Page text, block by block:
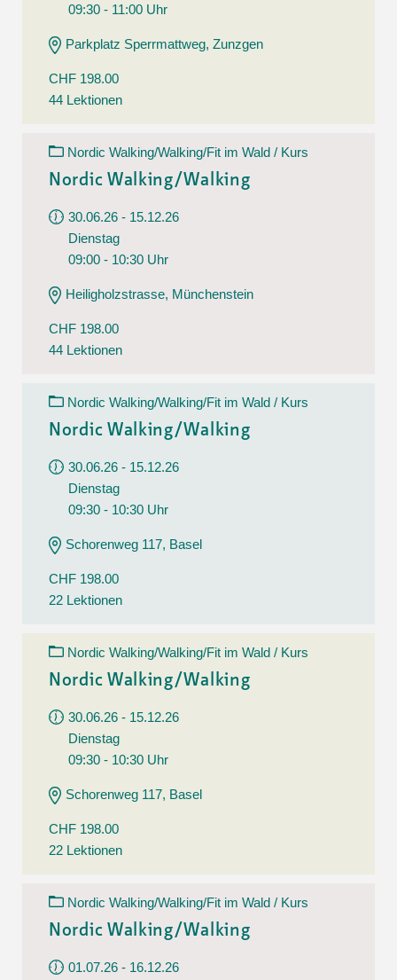
09:30 - 11:00 Uhr
Parkplatz Sperrmattweg, Zunzgen
CHF 198.00
44 Lektionen
Nordic Walking/Walking/Fit im Wald / Kurs
Nordic Walking/Walking
30.06.26 - 15.12.26
Dienstag
09:00 - 10:30 Uhr
Heiligholzstrasse, Münchenstein
CHF 198.00
44 Lektionen
Nordic Walking/Walking/Fit im Wald / Kurs
Nordic Walking/Walking
30.06.26 - 15.12.26
Dienstag
09:30 - 10:30 Uhr
Schorenweg 117, Basel
CHF 198.00
22 Lektionen
Nordic Walking/Walking/Fit im Wald / Kurs
Nordic Walking/Walking
30.06.26 - 15.12.26
Dienstag
09:30 - 10:30 Uhr
Schorenweg 117, Basel
CHF 198.00
22 Lektionen
Nordic Walking/Walking/Fit im Wald / Kurs
Nordic Walking/Walking
01.07.26 - 16.12.26